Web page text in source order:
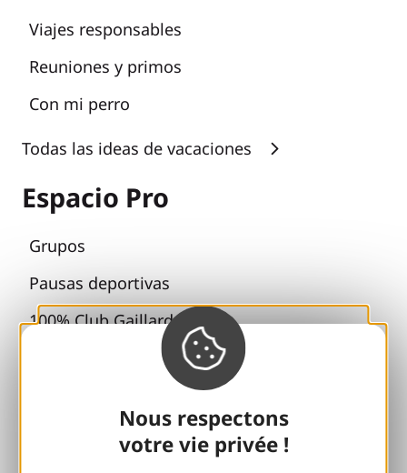
Nous respectons
votre vie privée !
Viajes responsables
Reuniones y primos
Con mi perro
Todas las ideas de vacaciones
Espacio Pro
Grupos
Pausas deportivas
100% Club Gaillard
Brive 100% Evento
Sala de prensa